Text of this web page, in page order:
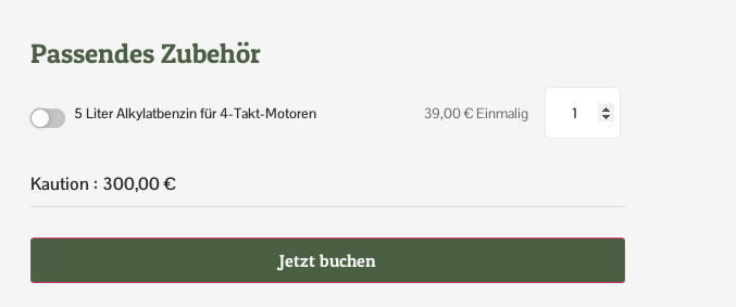
Passendes Zubehör
5 Liter Alkylatbenzin für 4-Takt-Motoren 39,00€ Einmalig
Kaution : 300,00€
Jetzt buchen